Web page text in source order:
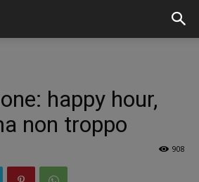
happy hour,
non troppo
908